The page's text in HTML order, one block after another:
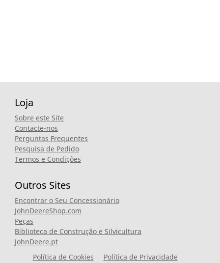
Loja
Sobre este Site
Contacte-nos
Perguntas Frequentes
Pesquisa de Pedido
Termos e Condições
Outros Sites
Encontrar o Seu Concessionário
JohnDeereShop.com
Peças
Biblioteca de Construção e Silvicultura
JohnDeere.pt
Política de Cookies
Política de Privacidade